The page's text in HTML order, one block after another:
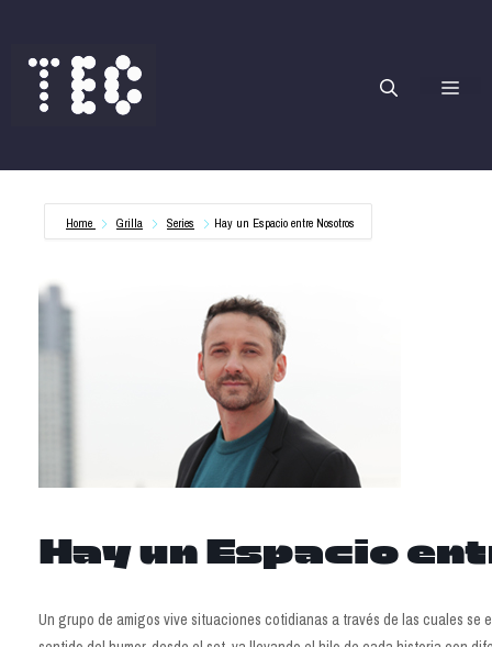
contenido
Home Grilla Series Hay un Espacio entre Nosotros
Hay un Espacio
Un grupo de amigos vive situaciones cotidianas a través de las cuales